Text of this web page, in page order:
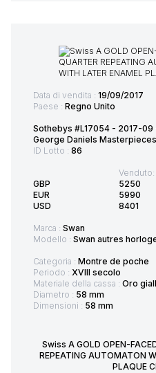
Data di vendita : 19/09/2017
Paese : Regno Unito
Sothebys #L17054 - 2017-
George Daniels Masterpieces
ID Lotto : 86
GBP
EUR
USD
Venduto:
5250
5990
8401
Marca : Swan
Modello : Swan autres
Categoria : Montre de poche
Periodo : XVIII secolo
Materiale della cassa : Oro
Diametro : 58 mm
Dimensioni : 58 mm
Swiss A GOLD OPEN-
REPEATING AUTOMATON
PLAQUE